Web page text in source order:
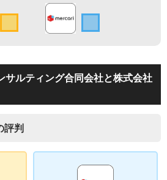
サルティング合同会社と株式会社
評判